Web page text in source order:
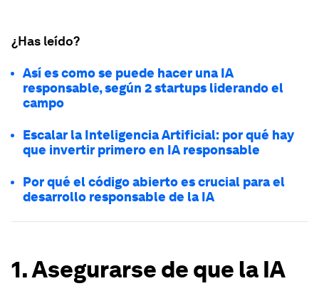
¿Has leído?
Así es como se puede hacer una IA
responsable, según 2 startups liderando el
campo
Escalar la Inteligencia Artificial: por qué hay
que invertir primero en IA responsable
Por qué el código abierto es crucial para el
desarrollo responsable de la IA
1. Asegurarse de que la IA